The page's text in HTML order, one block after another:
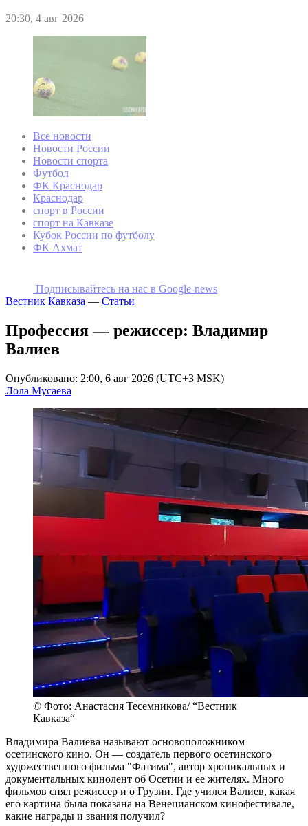
20:30, 4 авг 2026
Все новости
Новости России
Новости спорта
Футбол
ФК Краснодар
Краснодар
спорт в России
спорт на Кавказе
Кубок России по футболу
ФК Ахмат
Подписывайтесь на наc в Google-news
Вестник Кавказа — Статьи
Профессия — режиссер: Владимир
Валиев
Опубликовано: 2:00, 6 авг 2026 (UTC+3 MSK)
Лола Мусаева
© Фото: Анастасия Тесемникова/ “Вестник
Кавказа“
Владимира Валиева называют основоположником
осетинского кино. Он — создатель первого осетинского
художественного фильма "Фатима", автор хроникальных и
документальных кинолент об Осетии и ее жителях. Много
фильмов снял режиссер и о Грузии. Где учился Валиев, какая
его картина была показана на Венецианском кинофестивале,
какие награды и звания получил?